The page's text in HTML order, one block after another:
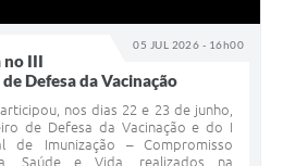
05 JUL 2026 - 16h00
no III
Defesa da Vacinação
nos dias 22 e 23 de junho,
de Defesa da Vacinação e do I
de Imunização – Compromisso
Saúde e Vida, realizados na